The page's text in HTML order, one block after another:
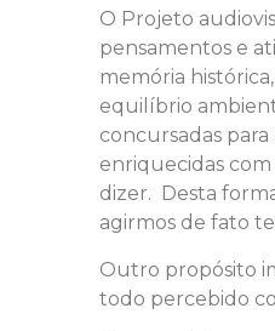
O Projeto
pensamentos e
memória
equilíbrio
concursadas
enriquecidas
dizer. Desta
agirmos de fato
Outro propósito
todo percebido